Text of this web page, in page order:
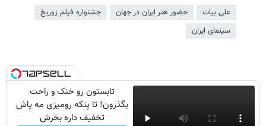
علی بیات حضور هنر ایران در جهان
جشنواره فیلم زوریخ
سینمای ایران
تابستون رو خنک و راحت
بگذرون! تا پنکه رومیزی مه پاش
تخفیف داره بخرش